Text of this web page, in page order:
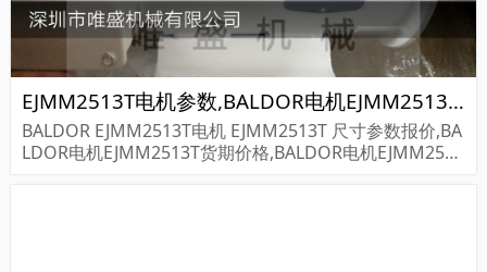
EJMM2513T电机参数,BALDOR电机EJMM2513T重量
BALDOR EJMM2513T电机 EJMM2513T 尺寸参数报价,BA
LDOR电机EJMM2513T货期价格,BALDOR电机EJMM2513